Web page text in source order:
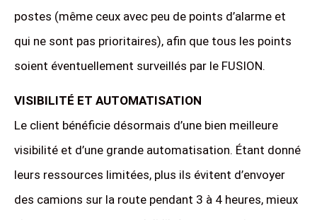
postes (même ceux avec peu de points d’alarme et
qui ne sont pas prioritaires), afin que tous les points
soient éventuellement surveillés par le FUSION.
VISIBILITÉ ET AUTOMATISATION
Le client bénéficie désormais d’une bien meilleure
visibilité et d’une grande automatisation. Étant donné
leurs ressources limitées, plus ils évitent d’envoyer
des camions sur la route pendant 3 à 4 heures, mieux